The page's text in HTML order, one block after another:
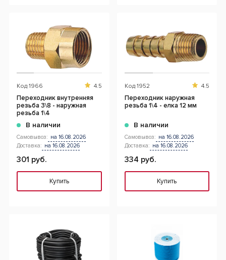
Код 1966 4.5
Переходник внутренняя
резьба 3\8 - наружная
резьба 1\4
В наличии
Самовывоз: на 16.08.2026
Доставка: на 16.08.2026
301 руб.
Купить
Код 1952 4.5
Переходник наружная
резьба 1\4 - елка 12 мм
В наличии
Самовывоз: на 16.08.2026
Доставка: на 16.08.2026
334 руб.
Купить